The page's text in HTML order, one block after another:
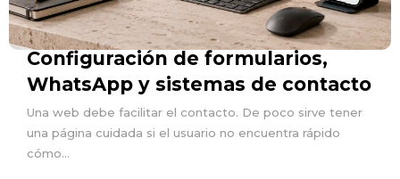
Configuración de formularios,
WhatsApp y sistemas de contacto
Una web debe facilitar el contacto. De poco sirve tener
una página cuidada si el usuario no encuentra rápido
cómo...